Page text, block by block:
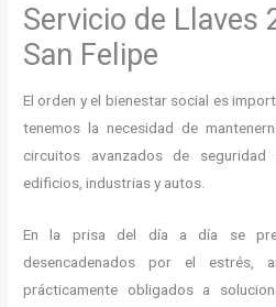
Servicio de Llaves
San Felipe
El orden y el bienestar social es
tenemos la necesidad de
circuitos avanzados de
edificios, industrias y autos.
En la prisa del día a día se
desencadenados por el estrés,
prácticamente obligados a